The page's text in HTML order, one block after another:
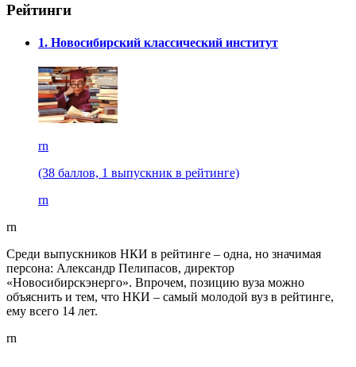
Рейтинги
1. Новосибирский классический институт
rn
(38 баллов, 1 выпускник в рейтинге)
rn
rn
Среди выпускников НКИ в рейтинге – одна, но значимая
персона: Александр Пелипасов, директор
«Новосибирскэнерго». Впрочем, позицию вуза можно
объяснить и тем, что НКИ – самый молодой вуз в рейтинге,
ему всего 14 лет.
rn